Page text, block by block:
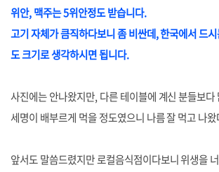
위안, 맥주는 5위안정도 받습니다.
고기 자체가 큼직하다보니 좀 비싼데, 한국에서 드
도 크기로 생각하시면 됩니다.
사진에는 안나왔지만, 다른 테이블에 계신 분들보다
세명이 배부르게 먹을 정도였으니 나름 잘 먹고 나
앞서도 말씀드렸지만 로컬음식점이다보니 위생을